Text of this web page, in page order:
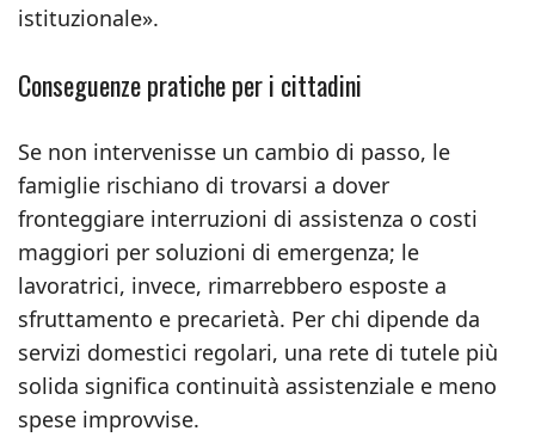
istituzionale».
Conseguenze pratiche per i cittadini
Se non intervenisse un cambio di passo, le
famiglie rischiano di trovarsi a dover
fronteggiare interruzioni di assistenza o costi
maggiori per soluzioni di emergenza; le
lavoratrici, invece, rimarrebbero esposte a
sfruttamento e precarietà. Per chi dipende da
servizi domestici regolari, una rete di tutele più
solida significa continuità assistenziale e meno
spese improvvise.